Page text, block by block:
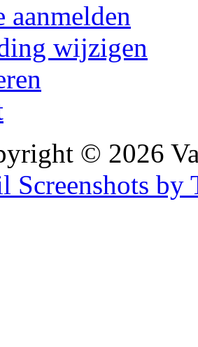
aanmelden
wijzigen
© 2026
Screenshots by